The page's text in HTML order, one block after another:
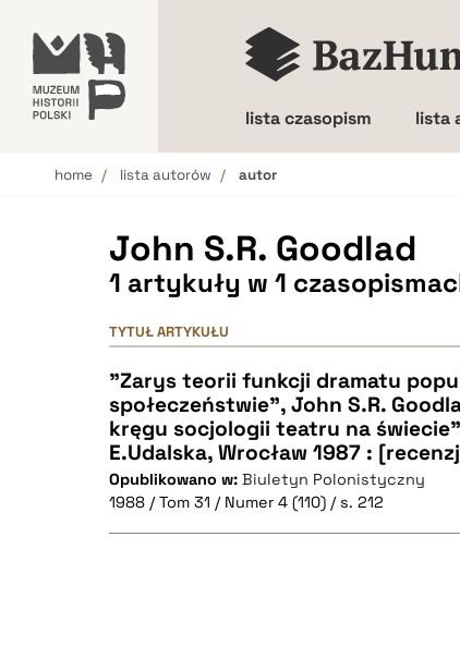
lista czasopism lista
home lista autorów autor
John S.R. Goodlad
1 artykuły w 1
TYTUŁ ARTYKUŁU
"Zarys teorii funkcji dramatu
społeczeństwie", John S.R.
kręgu socjologii teatru na
E.Udalska, Wrocław 1987 :
Opublikowano w: Biuletyn Polonistyczny
1988 / Tom 31 / Numer 4 (110) / s. 212